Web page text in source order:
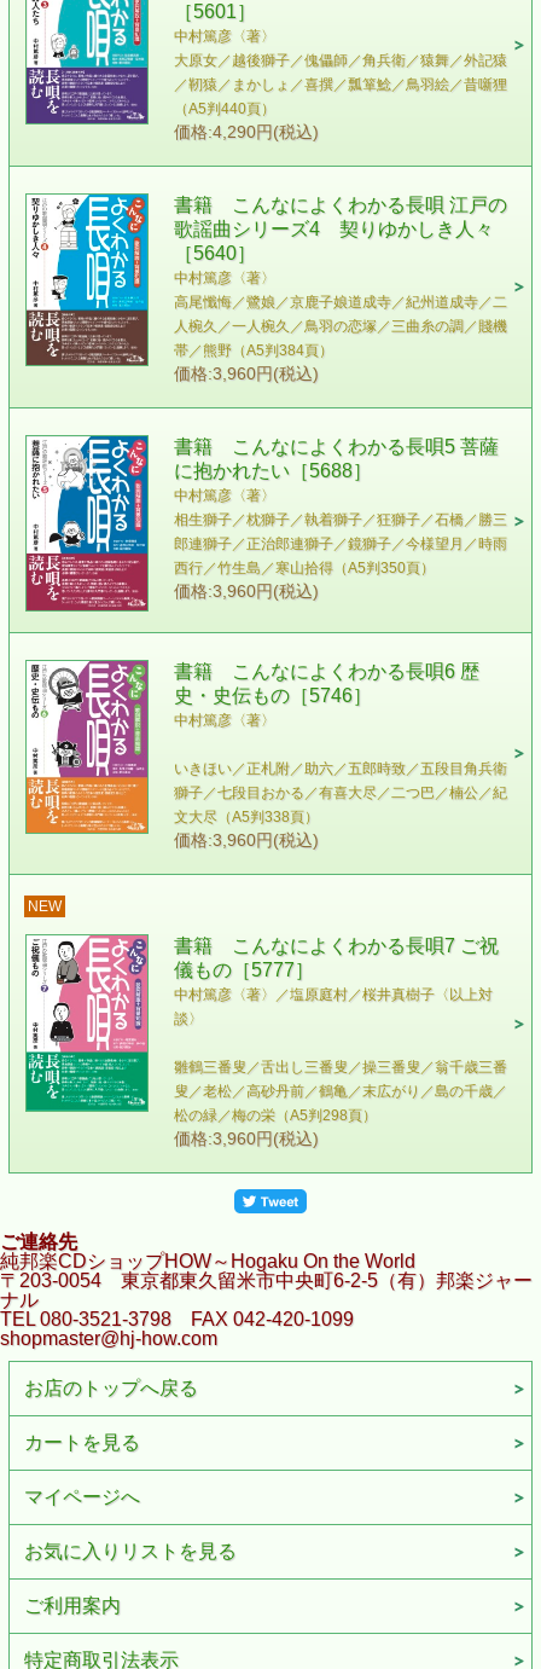
［5601］
中村篤彦〈著〉
大原女／越後獅子／傀儡師／角兵衛／猿舞／外記猿
／靭猿／まかしょ／喜撰／瓢箪鯰／鳥羽絵／昔噺狸
（A5判440頁）
価格:4,290円(税込)
書籍 こんなによくわかる長唄 江戸の
歌謡曲シリーズ4 契りゆかしき人々
［5640］
中村篤彦〈著〉
高尾懺悔／鷺娘／京鹿子娘道成寺／紀州道成寺／二
人椀久／一人椀久／鳥羽の恋塚／三曲糸の調／賤機
帯／熊野（A5判384頁）
価格:3,960円(税込)
書籍 こんなによくわかる長唄5 菩薩
に抱かれたい［5688］
中村篤彦〈著〉
相生獅子／枕獅子／執着獅子／狂獅子／石橋／勝三
郎連獅子／正治郎連獅子／鏡獅子／今様望月／時雨
西行／竹生島／寒山拾得（A5判350頁）
価格:3,960円(税込)
書籍 こんなによくわかる長唄6 歴
史・史伝もの［5746］
中村篤彦〈著〉
いきほい／正札附／助六／五郎時致／五段目角兵衛
獅子／七段目おかる／有喜大尽／二つ巴／楠公／紀
文大尽（A5判338頁）
価格:3,960円(税込)
NEW
書籍 こんなによくわかる長唄7 ご祝
儀もの［5777］
中村篤彦〈著〉／塩原庭村／桜井真樹子〈以上対
談〉
雛鶴三番叟／舌出し三番叟／操三番叟／翁千歳三番
叟／老松／高砂丹前／鶴亀／末広がり／島の千歳／
松の緑／梅の栄（A5判298頁）
価格:3,960円(税込)
ご連絡先
純邦楽CDショップHOW～Hogaku On the World
〒203-0054 東京都東久留米市中央町6-2-5（有）邦楽ジャー
ナル
TEL 080-3521-3798 FAX 042-420-1099
shopmaster@hj-how.com
お店のトップへ戻る
カートを見る
マイページへ
お気に入りリストを見る
ご利用案内
特定商取引法表示